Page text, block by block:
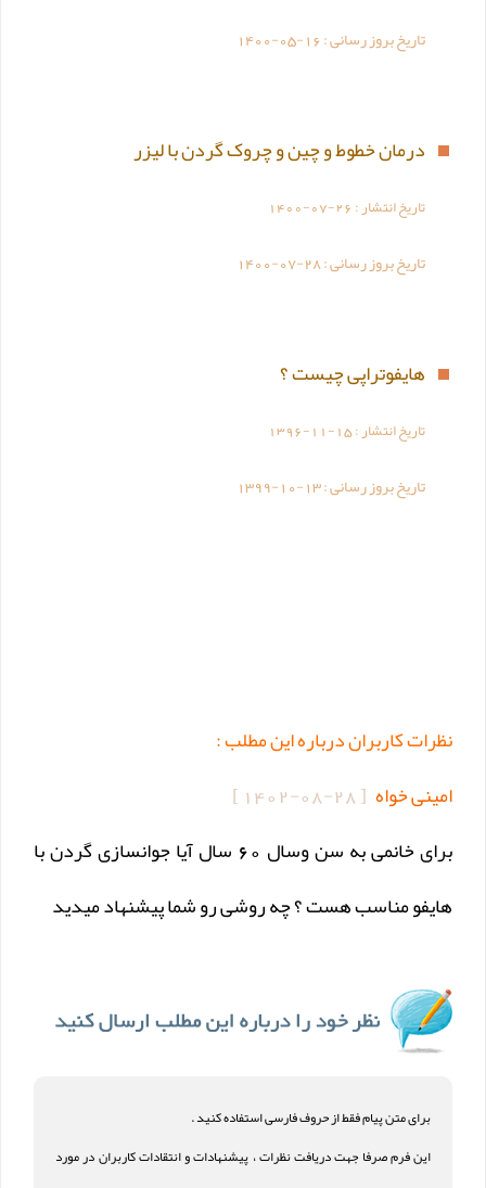
تاریخ بروز رسانی :1400-05-16
درمان خطوط و چین و چروک گردن با لیزر
تاریخ انتشار :1400-07-26
تاریخ بروز رسانی :1400-07-28
هایفوتراپی چیست ؟
تاریخ انتشار :1396-11-15
تاریخ بروز رسانی :1399-10-13
نظرات کاربران درباره این مطلب :
امینی خواه [
1402-08-28
]
برای خانمی به سن وسال 60 سال آیا جوانسازی گردن با
هایفو مناسب هست ؟ چه روشی رو شما پیشنهاد میدید
برای متن پیام فقط از حروف فارسی استفاده کنید .
این فرم صرفا جهت دریافت نظرات ، پیشنهادات و انتقادات کاربران در مورد